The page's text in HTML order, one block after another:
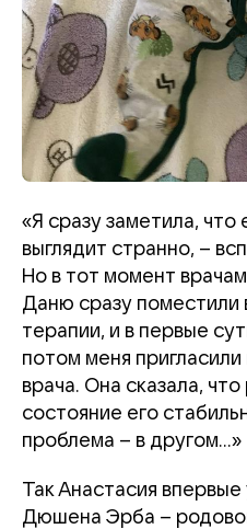
«Я сразу заметила, что
выглядит странно, –
Но в тот момент
Даню сразу поместили
терапии, и в первые
потом меня пригласили
врача. Она сказала,
состояние его
проблема – в другом…»
Так Анастасия
Дюшена Эрба –